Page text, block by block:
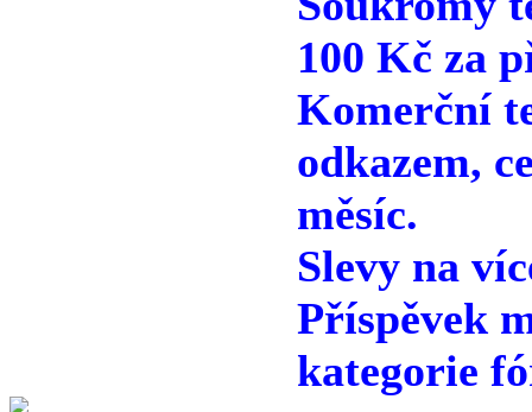
100 Kč za
Komerční
odkazem,
měsíc.
Slevy na
Příspěvek
kategorie